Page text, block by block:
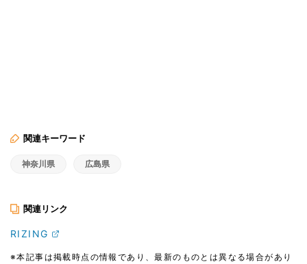
関連キーワード
神奈川県 広島県
関連リンク
RIZING
※本記事は掲載時点の情報であり、最新のものとは異なる場合があり